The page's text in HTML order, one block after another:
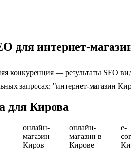
для интернет-
конкуренция — результаты SEO
запросах: "интернет-магазин
для Кирова
онлайн-
магазин
Киров
онлайн-
магазин в
Кирове
e-